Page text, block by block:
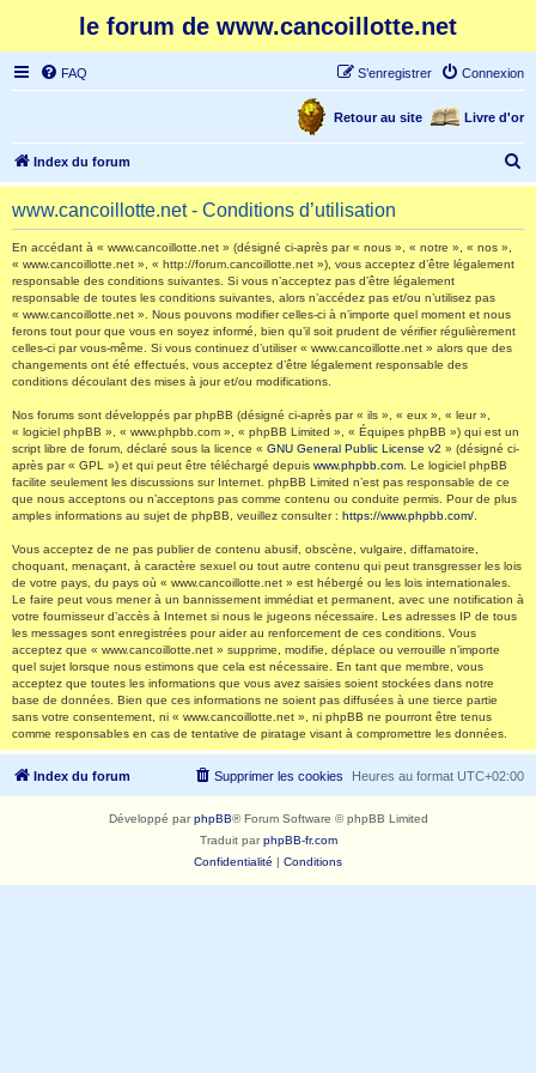
le forum de www.cancoillotte.net
FAQ Connexion
S’enregistrer
Livre d'or
Retour au site
Index du forum
e
www.cancoillotte.net - Conditions d’utilisation
En accédant à « www.cancoillotte.net » (désigné ci-après par « nous », « notre », « nos »,
« www.cancoillotte.net », « http://forum.cancoillotte.net »), vous acceptez d’être légalement
responsable des conditions suivantes. Si vous n’acceptez pas d’être légalement
responsable de toutes les conditions suivantes, alors n’accédez pas et/ou n’utilisez pas
« www.cancoillotte.net ». Nous pouvons modifier celles-ci à n’importe quel moment et nous
ferons tout pour que vous en soyez informé, bien qu’il soit prudent de vérifier régulièrement
celles-ci par vous-même. Si vous continuez d’utiliser « www.cancoillotte.net » alors que des
changements ont été effectués, vous acceptez d’être légalement responsable des
conditions découlant des mises à jour et/ou modifications.
Nos forums sont développés par phpBB (désigné ci-après par « ils », « eux », « leur »,
« logiciel phpBB », « www.phpbb.com », « phpBB Limited », « Équipes phpBB ») qui est un
script libre de forum, déclaré sous la licence « GNU General Public License v2 » (désigné ci-
après par « GPL ») et qui peut être téléchargé depuis www.phpbb.com . Le logiciel phpBB
facilite seulement les discussions sur Internet. phpBB Limited n’est pas responsable de ce
que nous acceptons ou n’acceptons pas comme contenu ou conduite permis. Pour de plus
amples informations au sujet de phpBB, veuillez consulter : https://www.phpbb.com/
Vous acceptez de ne pas publier de contenu abusif, obscène, vulgaire, diffamatoire,
choquant, menaçant, à caractère sexuel ou tout autre contenu qui peut transgresser les lois
de votre pays, du pays où « www.cancoillotte.net » est hébergé ou les lois internationales.
Le faire peut vous mener à un bannissement immédiat et permanent, avec une notification à
votre fournisseur d’accès à Internet si nous le jugeons nécessaire. Les adresses IP de tous
les messages sont enregistrées pour aider au renforcement de ces conditions. Vous
acceptez que « www.cancoillotte.net » supprime, modifie, déplace ou verrouille n’importe
quel sujet lorsque nous estimons que cela est nécessaire. En tant que membre, vous
acceptez que toutes les informations que vous avez saisies soient stockées dans notre
base de données. Bien que ces informations ne soient pas diffusées à une tierce partie
sans votre consentement, ni « www.cancoillotte.net », ni phpBB ne pourront être tenus
comme responsables en cas de tentative de piratage visant à compromettre les données.
Index du forum Heures au format UTC+02:00
Supprimer les cookies
Développé parphpBB® Forum Software © phpBB Limited
Traduit parphpBB-fr.com
Confidentialité | Conditions